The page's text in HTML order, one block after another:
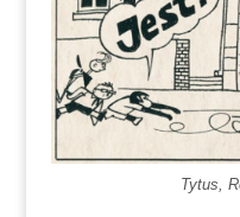
Tytus,